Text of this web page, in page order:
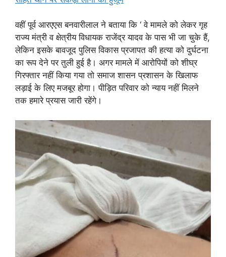
वहीं पूर्व आरएएस बनवारीलाल ने बताया कि ‘ वे मामले को लेकर गृह
राज्य मंत्री व क्षेत्रीय विधायक राजेंद्र यादव के पास भी जा चुके हैं,
लेकिन इसके बावजूद पुलिस विकास प्रजापत की हत्या को दुर्घटना
का रूप देने पर तुली हुई है। अगर मामले में आरोपियों को शीघ्र
गिरफ्तार नहीं किया गया तो समाज शासन प्रशासन के खिलाफ
लड़ाई के लिए मजबूर होगा। पीड़ित परिवार को न्याय नहीं मिलने
तक हमारे प्रयास जारी रहेंगे।